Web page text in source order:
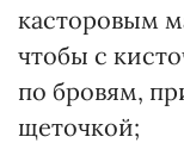
касторовым
чтобы с
по бровям,
щеточкой;